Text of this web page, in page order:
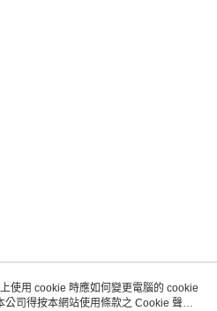
客服資訊
使用 cookie 時應如何變更電腦的 cookie
司得按本網站使用條款之 Cookie 聲明